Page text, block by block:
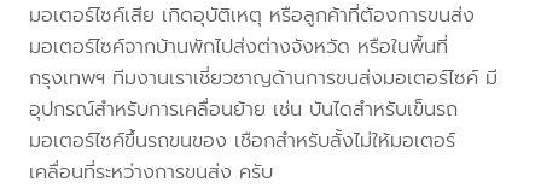
มอเตอร์ไซค์เสีย เกิดอุบัติเหตุ หรือลูกค้าที่ต้องการขนส่ง
มอเตอร์ไซค์จากบ้านพักไปส่งต่างจังหวัด หรือในพื้นที่
กรุงเทพฯ ทีมงานเราเชี่ยวชาญด้านการขนส่งมอเตอร์ไซค์ มี
อุปกรณ์สำหรับการเคลื่อนย้าย เช่น บันไดสำหรับเข็นรถ
มอเตอร์ไซค์ขึ้นรถขนของ เชือกสำหรับลั้งไม่ให้มอเตอร์
เคลื่อนที่ระหว่างการขนส่ง ครับ